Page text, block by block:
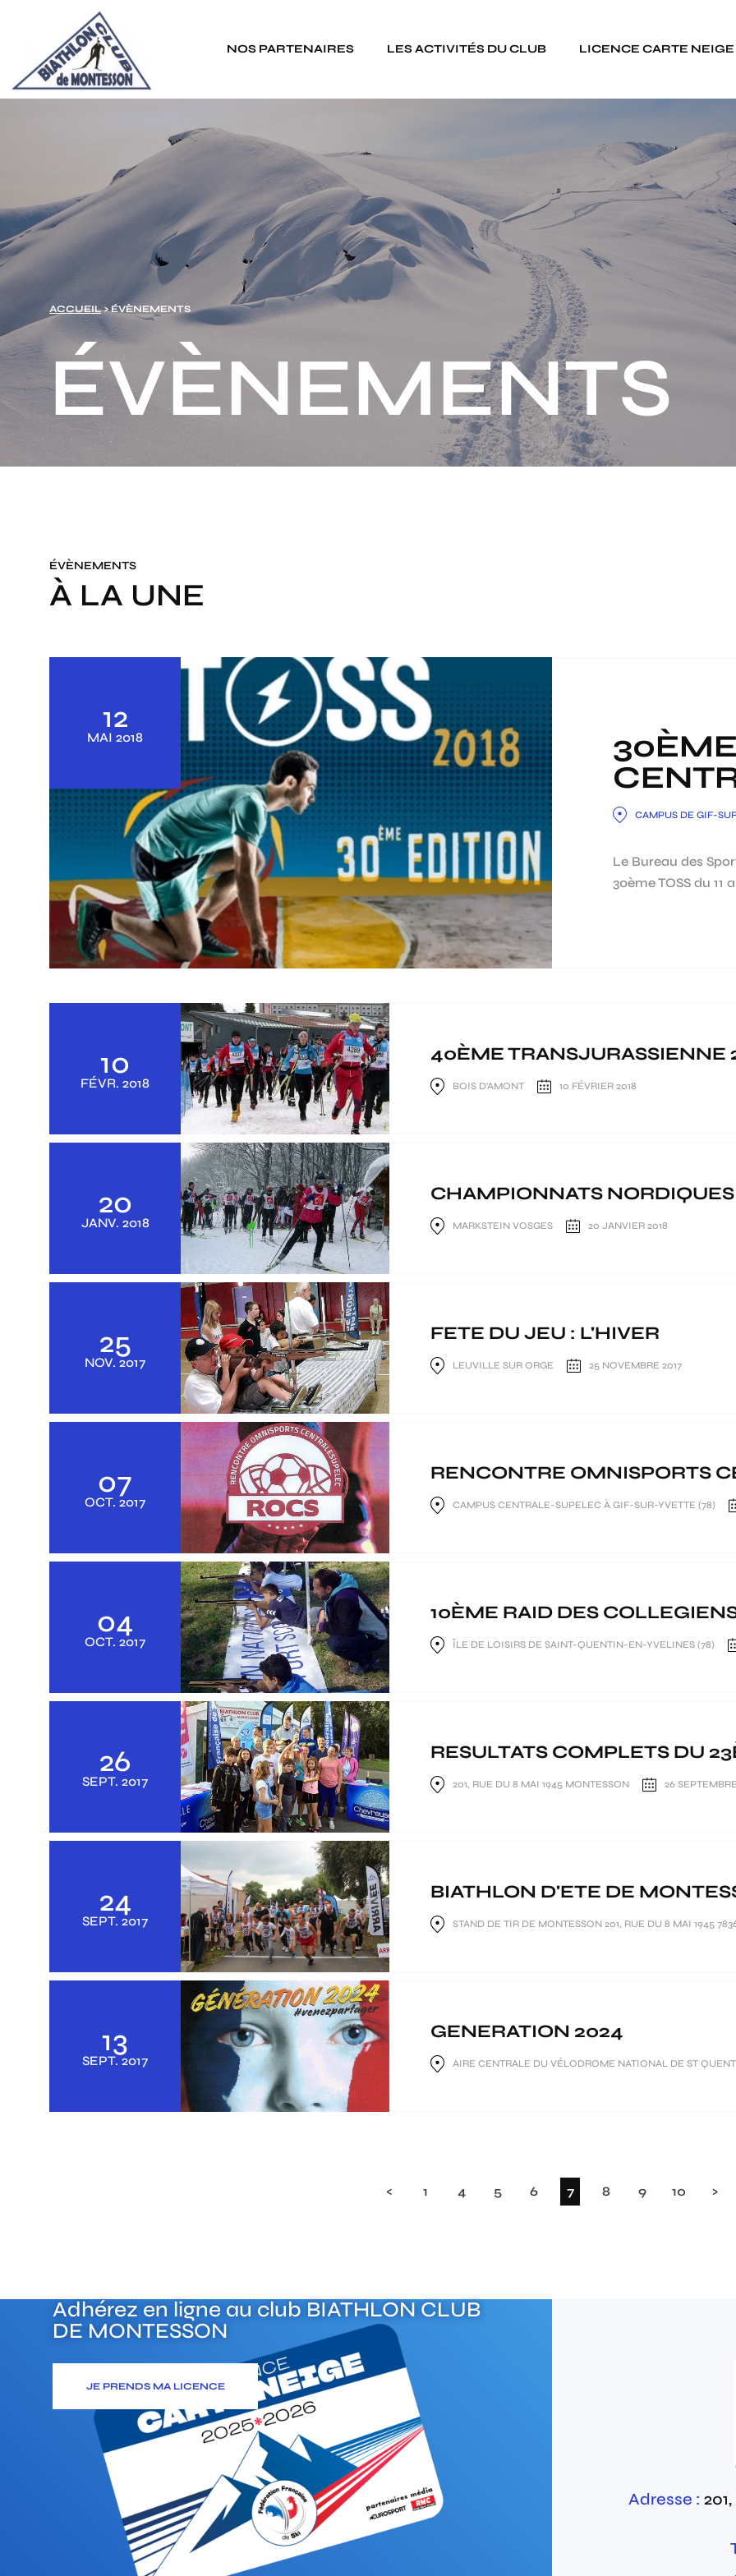
NOS PARTENAIRES LES ACTIVITÉS DU CLUB LICENCE CARTE NEIGE
ACCUEIL> ÉVÈNEMENTS
ÉVÈNEMENTS
ÉVÈNEMENTS
À LA UNE
12
MAI 2018
CAMPUS DE GIF-
Le Bureau des
30ème TOSS du 11
10
FÉVR. 2018
40ÈME TRANSJURASSIENNE
BOIS D'AMONT 10 FÉVRIER 2018
20
JANV. 2018
CHAMPIONNATS NORDIQUES
MARKSTEIN VOSGES 20 JANVIER 2018
25
NOV. 2017
FETE DU JEU : L'HIVER
LEUVILLE SUR ORGE 25 NOVEMBRE 2017
07
OCT. 2017
RENCONTRE OMNISPORTS
CAMPUS CENTRALE-SUPELEC À GIF-SUR-YVETTE (78)
04
OCT. 2017
10ÈME RAID DES
ÎLE DE LOISIRS DE SAINT-QUENTIN-EN-YVELINES (78)
26
SEPT. 2017
RESULTATS COMPLETS DU
201, RUE DU 8 MAI 1945 MONTESSON 26
24
SEPT. 2017
BIATHLON D'ETE DE
STAND DE TIR DE MONTESSON 201, RUE DU 8 MAI 1945
13
SEPT. 2017
GENERATION 2024
AIRE CENTRALE DU VÉLODROME NATIONAL DE ST
< 1 4 5 6 7(current)
8 9 10 >
Adhérez en ligne au club BIATHLON CLUB
DE MONTESSON
JE PRENDS MA LICENCE
Adresse :
Panneau de gestion des cookies